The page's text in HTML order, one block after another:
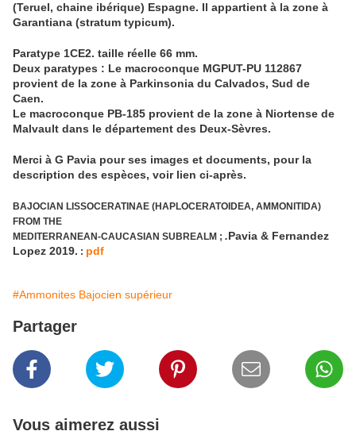
(Teruel, chaine ibérique) Espagne. Il appartient à la zone à
Garantiana (stratum typicum).
Paratype 1CE2. taille réelle 66 mm.
Deux paratypes : Le macroconque MGPUT-PU 112867
provient de la zone à Parkinsonia du Calvados, Sud de
Caen.
Le macroconque PB-185 provient de la zone à Niortense de
Malvault dans le département des Deux-Sèvres.
Merci à G Pavia pour ses images et documents, pour la
description des espèces, voir lien ci-après.
BAJOCIAN LISSOCERATINAE (HAPLOCERATOIDEA, AMMONITIDA)
FROM THE
MEDITERRANEAN-CAUCASIAN SUBREALM ; .Pavia & Fernandez
Lopez 2019. : pdf
#Ammonites Bajocien supérieur
Partager
Vous aimerez aussi